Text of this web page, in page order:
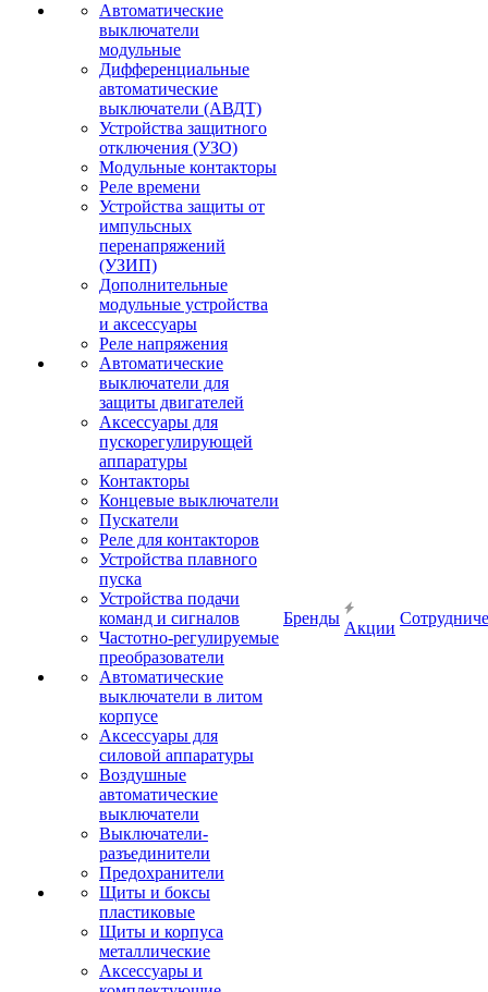
Автоматические
выключатели
модульные
Дифференциальные
автоматические
выключатели (АВДТ)
Устройства защитного
отключения (УЗО)
Модульные контакторы
Реле времени
Устройства защиты от
импульсных
перенапряжений
(УЗИП)
Дополнительные
модульные устройства
и аксессуары
Реле напряжения
Автоматические
выключатели для
защиты двигателей
Аксессуары для
пускорегулирующей
аппаратуры
Контакторы
Концевые выключатели
Пускатели
Реле для контакторов
Устройства плавного
пуска
Устройства подачи
команд и сигналов
Частотно-регулируемые
преобразователи
Автоматические
выключатели в литом
корпусе
Аксессуары для
силовой аппаратуры
Воздушные
автоматические
выключатели
Выключатели-
разъединители
Предохранители
Щиты и боксы
пластиковые
Щиты и корпуса
металлические
Аксессуары и
Бренды
Акции